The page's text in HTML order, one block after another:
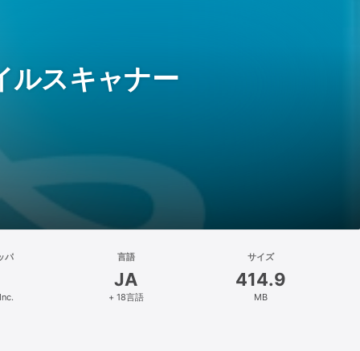
ルスキャナー
パ 言語
JA
+ 18言語
サイズ
414.9
MB